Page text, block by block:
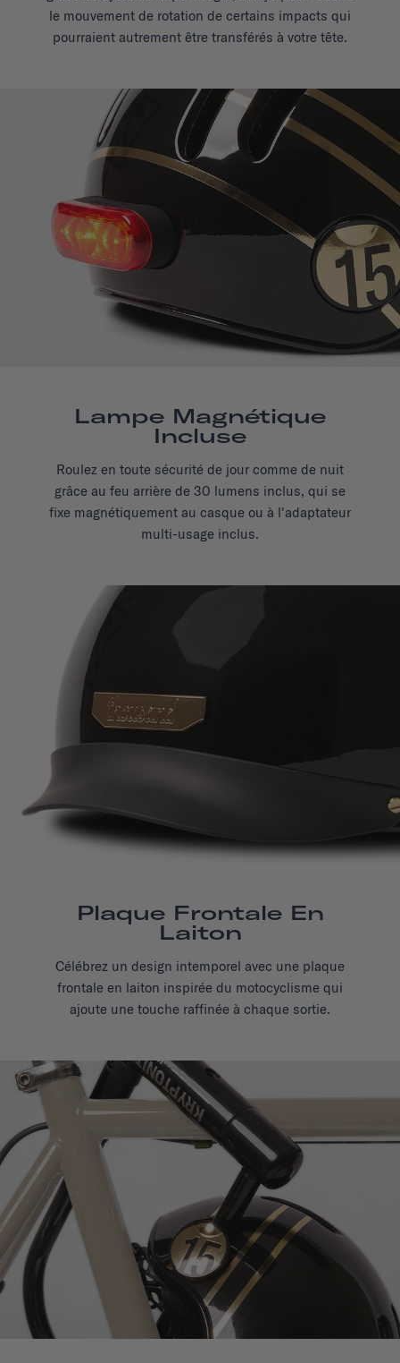
le mouvement de rotation de certains impacts qui
pourraient autrement être transférés à votre tête.
Lampe Magnétique
Incluse
Roulez en toute sécurité de jour comme de nuit
grâce au feu arrière de 30 lumens inclus, qui se
fixe magnétiquement au casque ou à l'adaptateur
multi-usage inclus.
Plaque Frontale En
Laiton
Célébrez un design intemporel avec une plaque
frontale en laiton inspirée du motocyclisme qui
ajoute une touche raffinée à chaque sortie.